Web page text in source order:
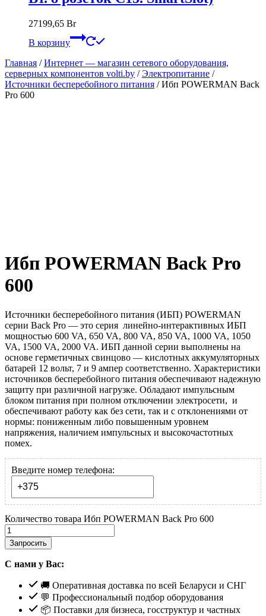
27199,65 Br
В корзину
Главная / Интернет — магазин сетевого оборудования,
серверных компонентов volti.by / Электропитание /
Источники бесперебойного питания / Ибп POWERMAN Back
Pro 600
Ибп POWERMAN Back Pro
600
Источники бесперебойного питания (ИБП) POWERMAN
серии Back Pro — это серия линейно-интерактивных ИБП
мощностью 600 VA, 650 VA, 800 VA, 850 VA, 1000 VA, 1050
VA, 1500 VA, 2000 VA. ИБП данной серии выполнены на
основе герметичных свинцово — кислотных аккумуляторных
батарей 12 вольт, 7 и 9 ампер соответственно. Характеристики
источников бесперебойного питания обеспечивают надежную
защиту при различной нагрузке. Обладают импульсным
блоком питания при полном отключении электросети, и
обеспечивают работу как без сети, так и с отклонениями от
нормы: пониженным либо повышенным уровнем
напряжения, наличием импульсных и высокочастотных
помех.
Введите номер телефона:
Количество товара Ибп POWERMAN Back Pro 600
Запросить
С нами у Вас:
🚚 Оперативная доставка по всей Беларуси и СНГ
💬 Профессиональный подбор оборудования
📦 Поставки для бизнеса, госструктур и частных